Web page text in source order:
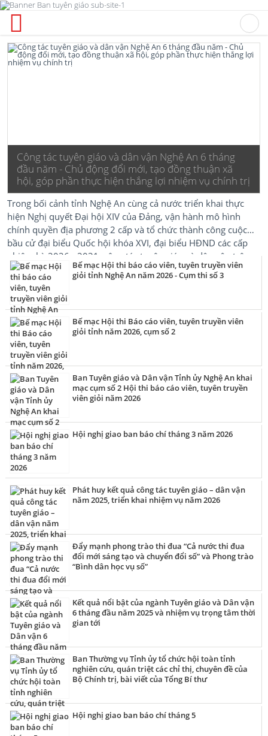
Công tác tuyên giáo và dân vận Nghệ An 6 tháng
đầu năm - Chủ động đổi mới, tạo đồng thuận xã
hội, góp phần thực hiện thắng lợi nhiệm vụ chính trị
Trong bối cảnh tỉnh Nghệ An cùng cả nước triển khai thực
hiện Nghị quyết Đại hội XIV của Đảng, vận hành mô hình
chính quyền địa phương 2 cấp và tổ chức thành công cuộc
bầu cử đại biểu Quốc hội khóa XVI, đại biểu HĐND các cấp
nhiệm kỳ 2026 - 2031, công tác tuyên giáo và dân vận trên
địa bàn tỉnh tiếp tục được triển khai đồng bộ, chủ động, sáng
tạo, bám sát nhiệm vụ chính trị, góp phần củng cố niềm tin
của Nhân dân đối với Đảng, tăng cường khối đại đoàn kết
toàn dân tộc và tạo sự đồng thuận xã hội trong thực hiện các
mục tiêu phát triển của tỉnh.
Bế mạc Hội thi báo cáo viên, tuyên truyền viên
giỏi tỉnh Nghệ An năm 2026 - Cụm thi số 3
Bế mạc Hội thi Báo cáo viên, tuyên truyền viên
giỏi tỉnh năm 2026, cụm số 2
Ban Tuyên giáo và Dân vận Tỉnh ủy Nghệ An khai
mạc cụm số 2 Hội thi báo cáo viên, tuyên truyền
viên giỏi năm 2026
Hội nghị giao ban báo chí tháng 3 năm 2026
Phát huy kết quả công tác tuyên giáo – dân vận
năm 2025, triển khai nhiệm vụ năm 2026
Đẩy mạnh phong trào thi đua “Cả nước thi đua
đổi mới sáng tạo và chuyển đổi số” và Phong trào
“Bình dân học vụ số”
Kết quả nổi bật của ngành Tuyên giáo và Dân vận
6 tháng đầu năm 2025 và nhiệm vụ trọng tâm thời
gian tới
Ban Thường vụ Tỉnh ủy tổ chức hội toàn tỉnh
nghiên cứu, quán triệt các chỉ thị, chuyên đề của
Bộ Chính trị, bài viết của Tổng Bí thư
Hội nghị giao ban báo chí tháng 5